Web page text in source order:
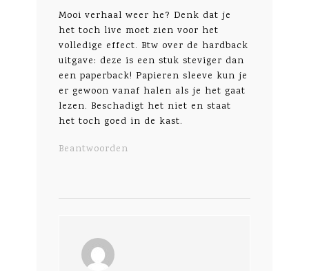
Mooi verhaal weer he? Denk dat je
het toch live moet zien voor het
volledige effect. Btw over de hardback
uitgave: deze is een stuk steviger dan
een paperback! Papieren sleeve kun je
er gewoon vanaf halen als je het gaat
lezen. Beschadigt het niet en staat
het toch goed in de kast.
Beantwoorden